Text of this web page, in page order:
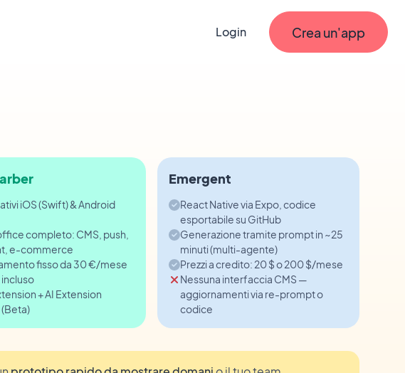
Login Crea un'app
iOS (Swift) & Android
completo: CMS, push,
e-commerce
fisso da 30 €/mese
+ AI Extension
Emergent
React Native via Expo, codice
esportabile su GitHub
Generazione tramite prompt in ~25
minuti (multi-agente)
Prezzi a credito: 20 $ o 200 $/mese
Nessuna interfaccia CMS —
aggiornamenti via re-prompt o
codice